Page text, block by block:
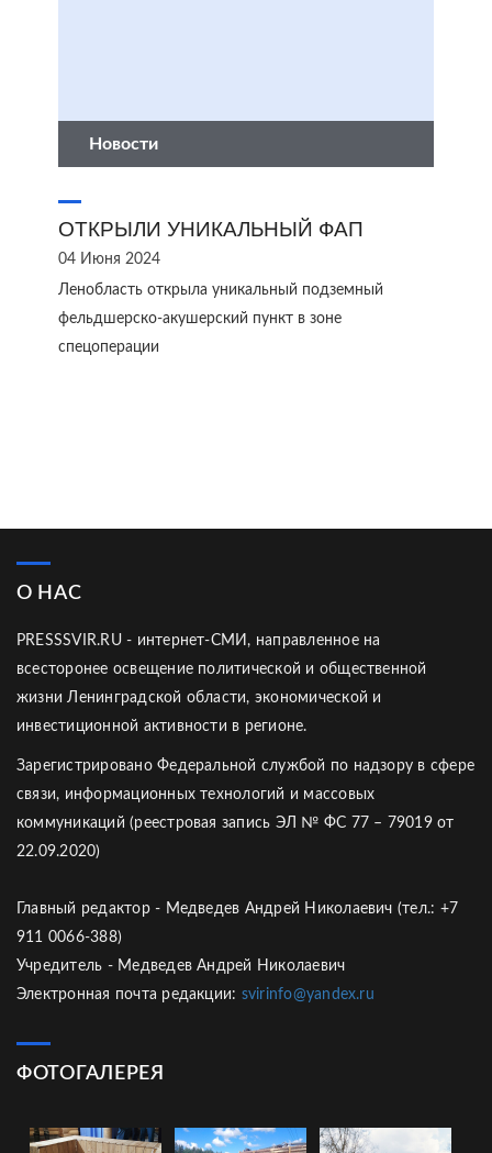
Новости
ОТКРЫЛИ УНИКАЛЬНЫЙ ФАП
04 Июня 2024
Ленобласть открыла уникальный подземный
фельдшерско-акушерский пункт в зоне
спецоперации
О НАС
PRESSSVIR.RU - интернет-СМИ, направленное на
всесторонее освещение политической и общественной
жизни Ленинградской области, экономической и
инвестиционной активности в регионе.
Зарегистрировано Федеральной службой по надзору в сфере
связи, информационных технологий и массовых
коммуникаций (реестровая запись ЭЛ № ФС 77 – 79019 от
22.09.2020)
Главный редактор - Медведев Андрей Николаевич (тел.: +7
911 0066-388)
Учредитель - Медведев Андрей Николаевич
Электронная почта редакции: svirinfo@yandex.ru
ФОТОГАЛЕРЕЯ